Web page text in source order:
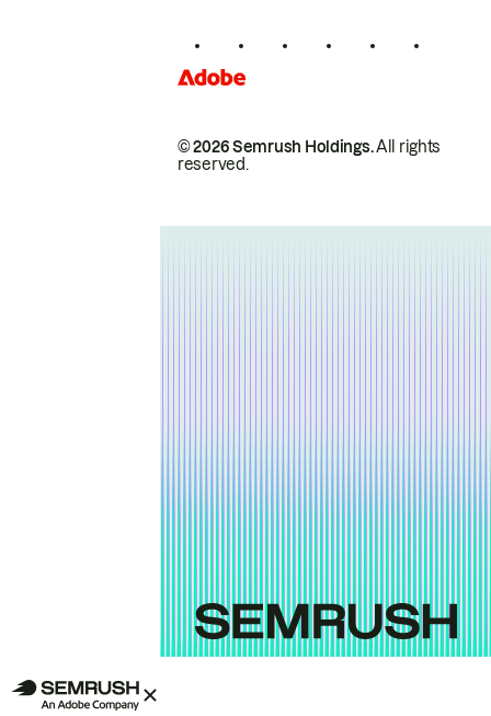
© 2026 Semrush Holdings.All rights
reserved.